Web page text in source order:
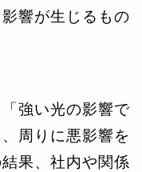
響が生じるもの
強い光の影響で
周りに悪影響を
果、社内や関係